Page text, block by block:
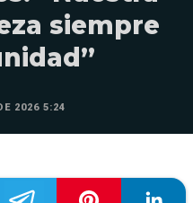
siempre
2026 5:24